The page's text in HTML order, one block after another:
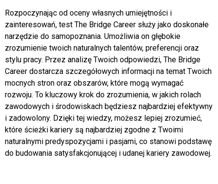
Rozpoczynając od oceny własnych umiejętności i
zainteresowań, test The Bridge Career służy jako doskonałe
narzędzie do samopoznania. Umożliwia on głębokie
zrozumienie twoich naturalnych talentów, preferencji oraz
stylu pracy. Przez analizę Twoich odpowiedzi, The Bridge
Career dostarcza szczegółowych informacji na temat Twoich
mocnych stron oraz obszarów, które mogą wymagać
rozwoju. To kluczowy krok do zrozumienia, w jakich rolach
zawodowych i środowiskach będziesz najbardziej efektywny
i zadowolony. Dzięki tej wiedzy, możesz lepiej zrozumieć,
które ścieżki kariery są najbardziej zgodne z Twoimi
naturalnymi predyspozycjami i pasjami, co stanowi podstawę
do budowania satysfakcjonującej i udanej kariery zawodowej.